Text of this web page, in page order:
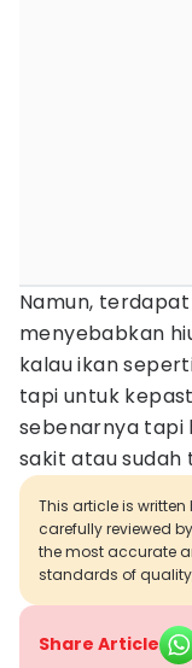
Namun,
menyebabkan
kalau ikan
tapi untuk
sebenarnya tapi
sakit atau sudah
This article is
carefully reviewed
the most accurate
standards of
Share Article